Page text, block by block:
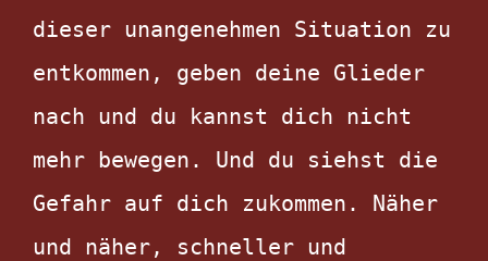
dieser unangenehmen Situation zu
entkommen, geben deine Glieder
nach und du kannst dich nicht
mehr bewegen. Und du siehst die
Gefahr auf dich zukommen. Näher
und näher, schneller und